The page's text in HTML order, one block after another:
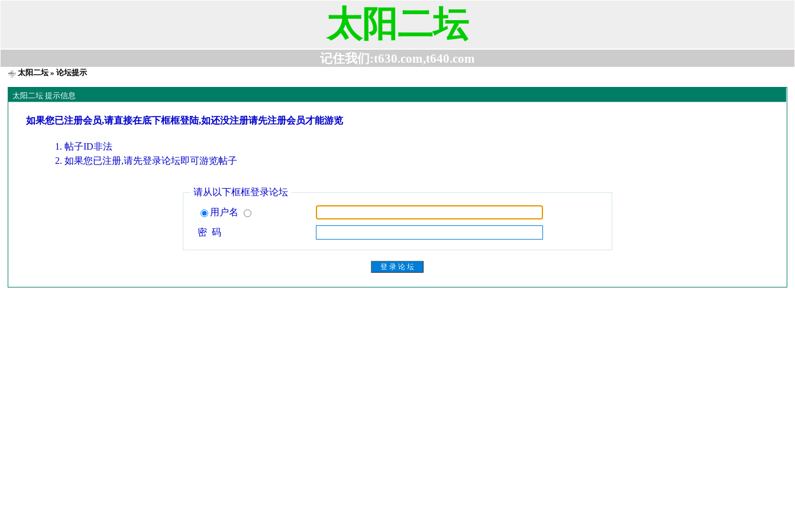
太阳二坛
记住我们:t630.com,t640.com
太阳二坛» 论坛提示
太阳二坛 提示信息
如果您已注册会员,请直接在底下框框登陆,如还没注册请先注册会员才能游览
帖子ID非法
如果您已注册,请先登录论坛即可游览帖子
请从以下框框登录论坛
用户名
密 码